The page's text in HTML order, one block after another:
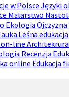
w Polsce Języki
Malarstwo
Ekologia Ojczyzna
Leśna edukacja
on-line Architekrura
Recenzja
online Edukacja